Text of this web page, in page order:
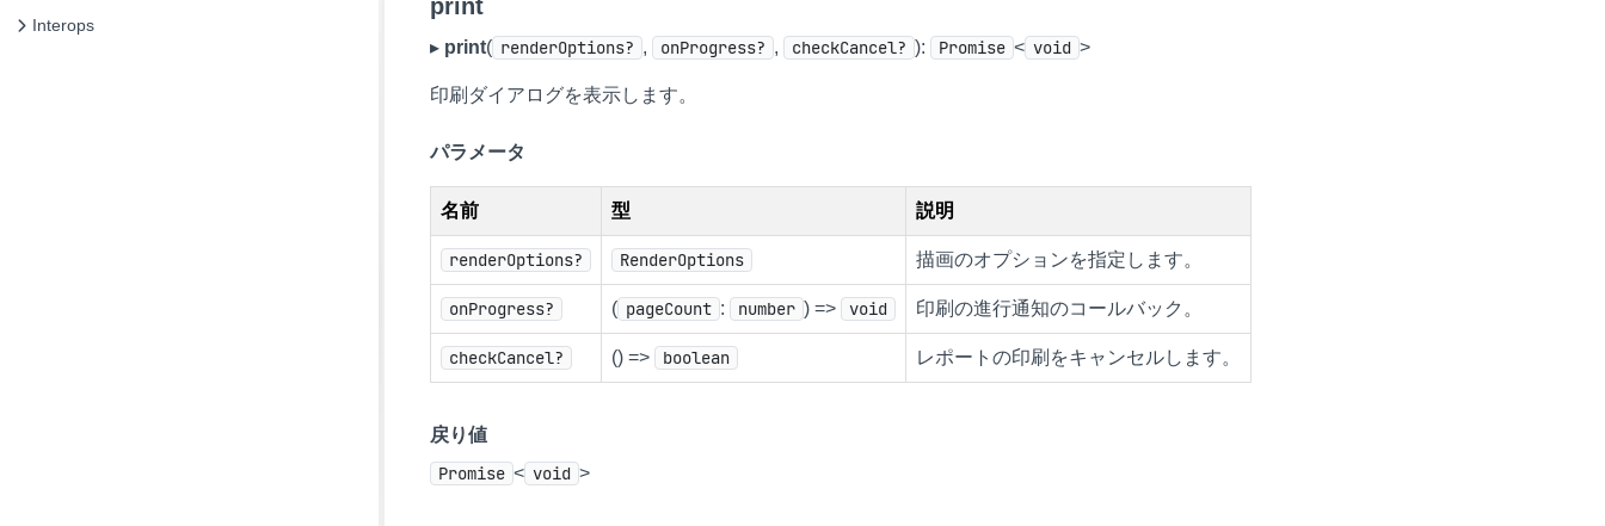
Interops
print
▸ print( renderOptions? , onProgress? , checkCancel? ): Promise < void >
印刷ダイアログを表示します。
パラメータ
名前 型 説明
renderOptions? RenderOptions 描画のオプションを指定します。
onProgress? ( pageCount : number ) => void 印刷の進行通知のコールバック。
checkCancel? () => boolean レポートの印刷をキャンセルします。
戻り値
Promise < void >